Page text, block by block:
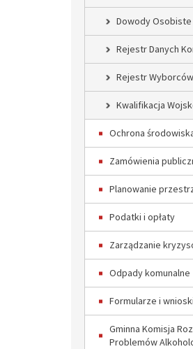
Dowody Osobiste
Rejestr Danych
Rejestr Wyborców
Kwalifikacja
Ochrona
Zamówienia
Planowanie
Podatki i opłaty
Zarządzanie
Odpady komunalne
Formularze i wnioski
Gminna Komisja
Problemów